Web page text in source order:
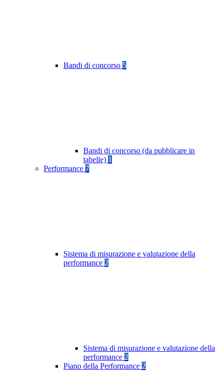
Bandi di concorso 5
Bandi di concorso (da pubblicare in
tabelle) 1
Performance 7
Sistema di misurazione e valutazione della
performance 2
Sistema di misurazione e valutazione della
performance 2
Piano della Performance 2